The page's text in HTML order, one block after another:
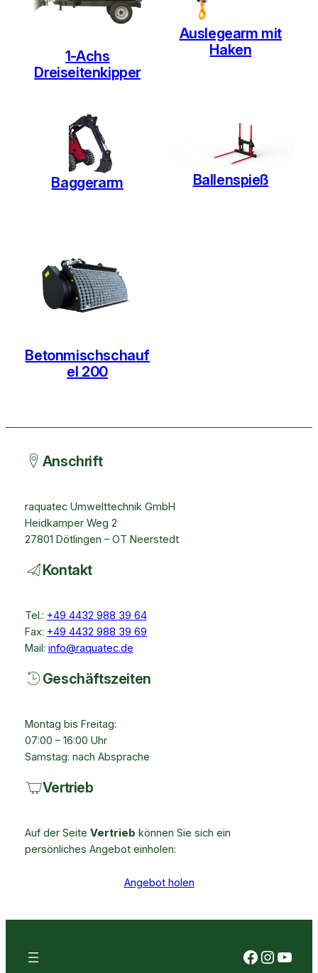
1-Achs
Dreiseitenkipper
Auslegearm mit
Haken
Baggerarm Ballenspieß
Betonmischschauf
el 200
Anschrift
raquatec Umwelttechnik GmbH
Heidkamper Weg 2
27801 Dötlingen – OT Neerstedt
Kontakt
Tel.: +49 4432 988 39 64
Fax: +49 4432 988 39 69
Mail: info@raquatec.de
Geschäftszeiten
Montag bis Freitag:
07:00 – 16:00 Uhr
Samstag: nach Absprache
Vertrieb
Auf der Seite Vertrieb können Sie sich ein
persönliches Angebot einholen:
Angebot holen
Facebook